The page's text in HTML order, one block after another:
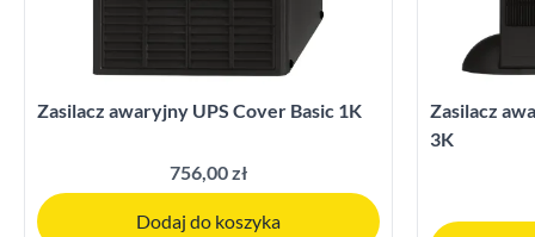
Zasilacz awaryjny UPS Cover Basic 1K
756,00 zł
Dodaj do koszyka
Zasilacz
3K